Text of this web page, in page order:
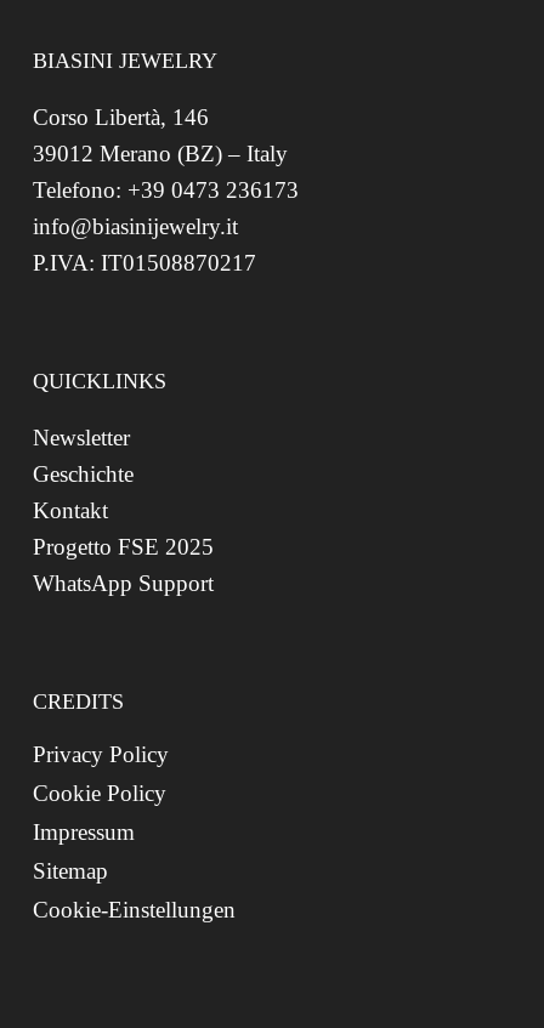
BIASINI JEWELRY
Corso Libertà, 146
39012 Merano (BZ) – Italy
Telefono: +39 0473 236173
info@biasinijewelry.it
P.IVA: IT01508870217
QUICKLINKS
Newsletter
Geschichte
Kontakt
Progetto FSE 2025
WhatsApp Support
CREDITS
Privacy Policy
Cookie Policy
Impressum
Sitemap
Cookie-Einstellungen